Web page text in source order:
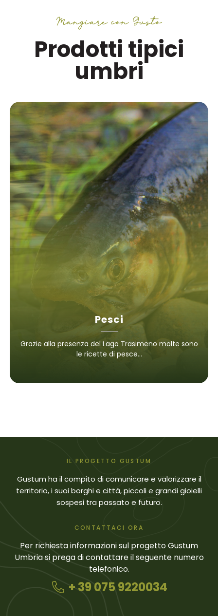
Mangiare con Gusto
Prodotti tipici
umbri
Pesci
Grazie alla presenza del Lago Trasimeno molte sono
le ricette di pesce...
IL PROGETTO GUSTUM
Gustum ha il compito di comunicare e valorizzare il
territorio, i suoi borghi e città, piccoli e grandi gioielli
sospesi tra passato e futuro.
CONTATTACI ORA
Per richiesta informazioni sul progetto Gustum
Umbria si prega di contattare il seguente numero
telefonico.
+ 39 075 9220034